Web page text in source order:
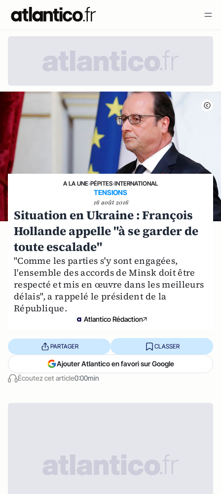
A LA UNE›PÉPITES›INTERNATIONAL
TENSIONS
16 août 2016
Situation en Ukraine : François
Hollande appelle "à se garder de
toute escalade"
"Comme les parties s'y sont engagées,
l'ensemble des accords de Minsk doit être
respecté et mis en œuvre dans les meilleurs
délais", a rappelé le président de la
République.
Atlantico Rédaction
Écoutez cet article0:00min
PARTAGER CLASSER
Ajouter Atlantico en favori sur Google